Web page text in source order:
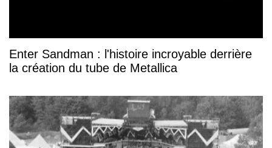
Enter Sandman : l'histoire incroyable derrière
la création du tube de Metallica